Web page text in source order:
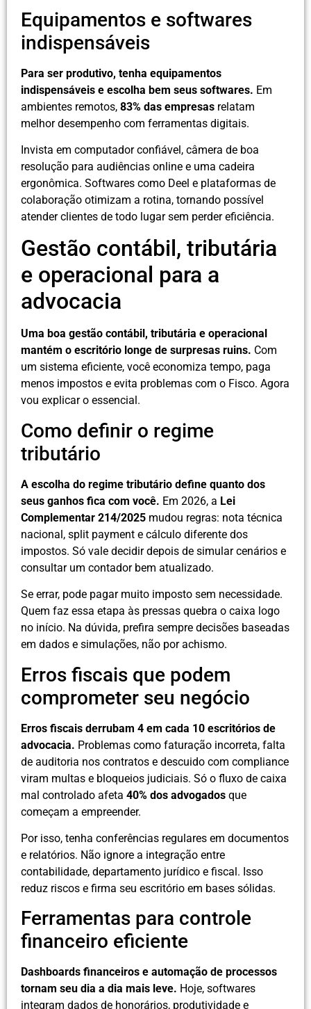
Equipamentos e softwares
indispensáveis
Para ser produtivo, tenha equipamentos
indispensáveis e escolha bem seus softwares. Em
ambientes remotos, 83% das empresas relatam
melhor desempenho com ferramentas digitais.
Invista em computador confiável, câmera de boa
resolução para audiências online e uma cadeira
ergonômica. Softwares como Deel e plataformas de
colaboração otimizam a rotina, tornando possível
atender clientes de todo lugar sem perder eficiência.
Gestão contábil, tributária
e operacional para a
advocacia
Uma boa gestão contábil, tributária e operacional
mantém o escritório longe de surpresas ruins. Com
um sistema eficiente, você economiza tempo, paga
menos impostos e evita problemas com o Fisco. Agora
vou explicar o essencial.
Como definir o regime
tributário
A escolha do regime tributário define quanto dos
seus ganhos fica com você. Em 2026, a Lei
Complementar 214/2025 mudou regras: nota técnica
nacional, split payment e cálculo diferente dos
impostos. Só vale decidir depois de simular cenários e
consultar um contador bem atualizado.
Se errar, pode pagar muito imposto sem necessidade.
Quem faz essa etapa às pressas quebra o caixa logo
no início. Na dúvida, prefira sempre decisões baseadas
em dados e simulações, não por achismo.
Erros fiscais que podem
comprometer seu negócio
Erros fiscais derrubam 4 em cada 10 escritórios de
advocacia. Problemas como faturação incorreta, falta
de auditoria nos contratos e descuido com compliance
viram multas e bloqueios judiciais. Só o fluxo de caixa
mal controlado afeta 40% dos advogados que
começam a empreender.
Por isso, tenha conferências regulares em documentos
e relatórios. Não ignore a integração entre
contabilidade, departamento jurídico e fiscal. Isso
reduz riscos e firma seu escritório em bases sólidas.
Ferramentas para controle
financeiro eficiente
Dashboards financeiros e automação de processos
tornam seu dia a dia mais leve. Hoje, softwares
integram dados de honorários, produtividade e